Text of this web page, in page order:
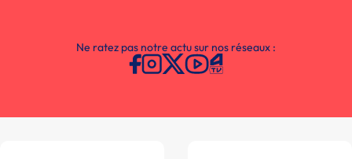
Ne ratez pas notre actu sur nos réseaux :